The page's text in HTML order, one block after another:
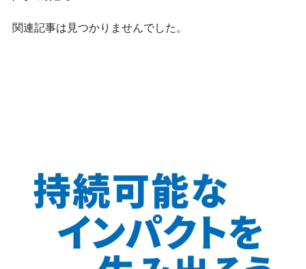
関連記事は見つかりませんでした。